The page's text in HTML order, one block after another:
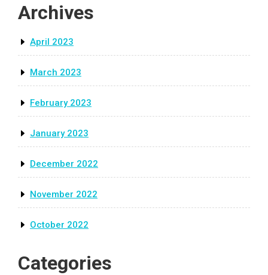
Archives
April 2023
March 2023
February 2023
January 2023
December 2022
November 2022
October 2022
Categories